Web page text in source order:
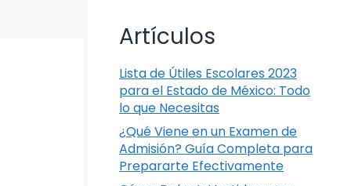
Artículos
Lista de Útiles Escolares 2023
para el Estado de México: Todo
lo que Necesitas
¿Qué Viene en un Examen de
Admisión? Guía Completa para
Prepararte Efectivamente